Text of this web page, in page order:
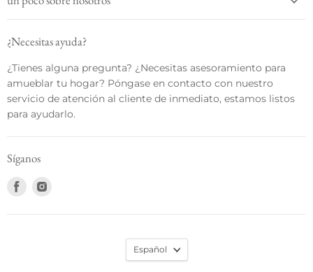
¿Necesitas ayuda?
¿Tienes alguna pregunta? ¿Necesitas asesoramiento para
amueblar tu hogar? Póngase en contacto con nuestro
servicio de atención al cliente de inmediato, estamos listos
para ayudarlo.
Síganos
Encuéntrenos
Español